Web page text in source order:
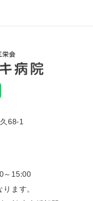
68-1
15:00
ます。